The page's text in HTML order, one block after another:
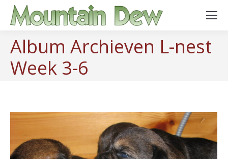
Album Archieven L-nest
Week 3-6